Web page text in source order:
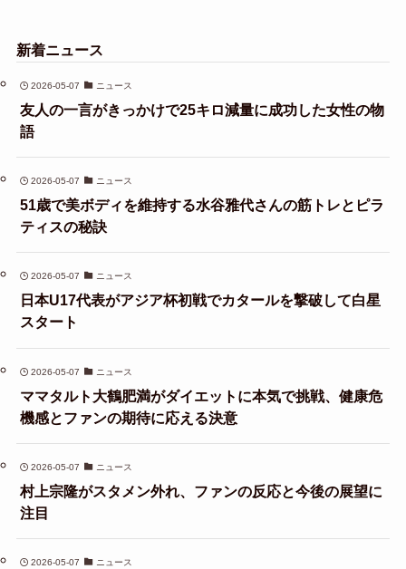
新着ニュース
2026-05-07 ニュース
友人の一言がきっかけで25キロ減量に成功した女性の物
語
2026-05-07 ニュース
51歳で美ボディを維持する水谷雅代さんの筋トレとピラ
ティスの秘訣
2026-05-07 ニュース
日本U17代表がアジア杯初戦でカタールを撃破して白星
スタート
2026-05-07 ニュース
ママタルト大鶴肥満がダイエットに本気で挑戦、健康危
機感とファンの期待に応える決意
2026-05-07 ニュース
村上宗隆がスタメン外れ、ファンの反応と今後の展望に
注目
2026-05-07 ニュース